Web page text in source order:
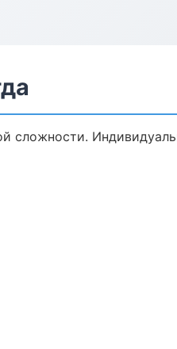
сложности.